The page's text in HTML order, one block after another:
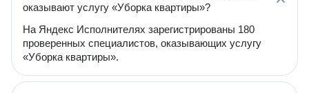
оказывают услугу «Уборка квартиры»?
На Яндекс Исполнителях зарегистрированы 180
проверенных специалистов, оказывающих услугу
«Уборка квартиры».